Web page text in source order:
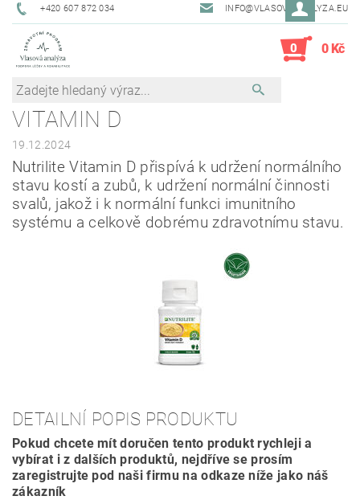
+420 607 872 034 INFO@VLASOVAANALYZA.EU
0 0 Kč
VITAMIN D
19.12.2024
Nutrilite Vitamin D přispívá k udržení normálního
stavu kostí a zubů, k udržení normální činnosti
svalů, jakož i k normální funkci imunitního
systému a celkově dobrému zdravotnímu stavu.
DETAILNÍ POPIS PRODUKTU
Pokud chcete mít doručen tento produkt rychleji a
vybírat i z dalších produktů, nejdříve se prosím
zaregistrujte pod naši firmu na odkaze níže jako náš
zákazník